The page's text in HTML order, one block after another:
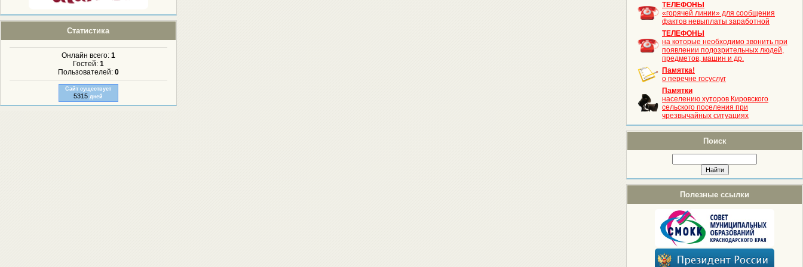
Статистика
Онлайн всего: 1
Гостей: 1
Пользователей: 0
Сайт существует
5315 дней
ТЕЛЕФОНЫ
«горячей линии» для сообщения
фактов невыплаты заработной
ТЕЛЕФОНЫ
на которые необходимо звонить при
появлении подозрительных людей,
предметов, машин и др.
Памятка!
о перечне госуслуг
Памятки
населению хуторов Кировского
сельского поселения при
чрезвычайных ситуациях
Поиск
Полезные ссылки